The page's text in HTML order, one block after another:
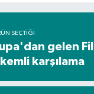
SEÇTIĞI
gelen
karşılama